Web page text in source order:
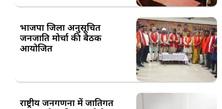
भाजपा जिला अनुसूचित
जनजाति मोर्चा की बैठक
आयोजित
राष्ट्रीय जनगणना में जातिगत